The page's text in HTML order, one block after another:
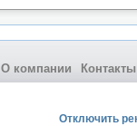
О компании Контакты
Отключить